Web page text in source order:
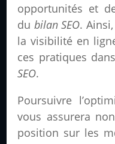
opportunités et
du bilan SEO.
la visibilité en
ces pratiques
SEO.
Poursuivre
vous assurera
position sur les